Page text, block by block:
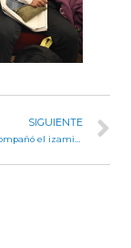
SIGUIENTE